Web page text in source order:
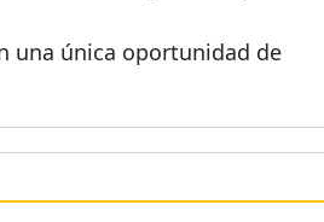
una única oportunidad de